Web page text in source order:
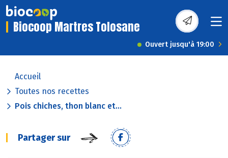
Biocoop Martres Tolosane
Ouvert jusqu'à 19:00
Accueil
Toutes nos recettes
Pois chiches, thon blanc et...
Partager sur